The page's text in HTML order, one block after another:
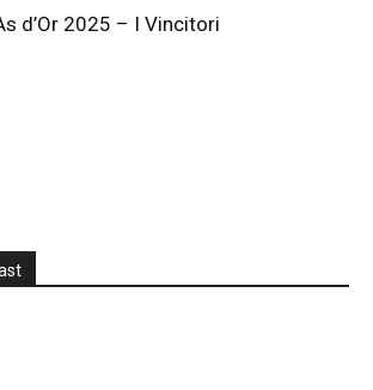
d’Or 2025 – I Vincitori